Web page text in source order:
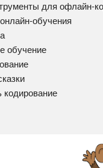
для офлайн-
обучения
обучение
кодирование